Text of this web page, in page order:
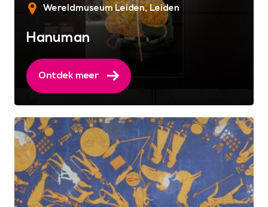
Wereldmuseum Leiden Leiden
Hanuman
Ontdek meer